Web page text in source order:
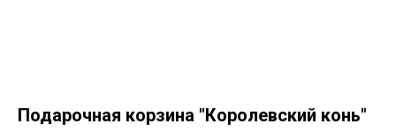
Подарочная корзина "Королевский конь"